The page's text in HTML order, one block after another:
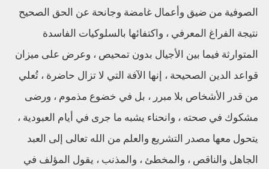
الصوفية من ضيق وأعمال غامضة وجانحة عن الحق الصحيح
نتيجة الفراغ المعرفي ، واكتفائها بالسلوكيات الفاسدة
المتوارثة فيما بين الأجيال بدون تمحيص ، وعرض على ميزان
قواعد الدين الصحيحة ، إنها الآفة التي لا تزال حاضرة ، تُعلي
من قدر الأشخاص بلا مبرر ، بل في خضوع مذموم ، ورضى
مشكوك في صحته ، وانحناء يشبه ما جرى في أيام العبودية ،
يتحول معها مصدر التشريع والعلم من الله تعالى إلى العبد
الجاهل والناقص ، والمخطئ ، والمذنب ، يقول المؤلف في